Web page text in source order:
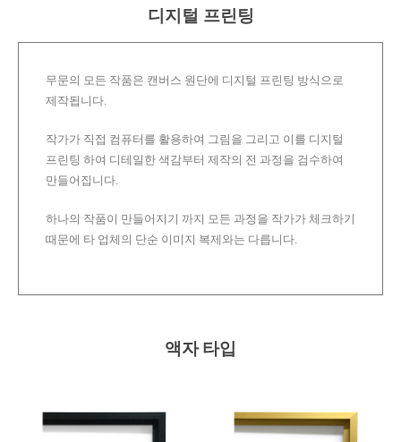
디지털 프린팅
무문의 모든 작품은 캔버스 원단에 디지털 프린팅 방식으로
제작됩니다.
작가가 직접 컴퓨터를 활용하여 그림을 그리고 이를 디지털
프린팅 하여 디테일한 색감부터 제작의 전 과정을 검수하여
만들어집니다.
하나의 작품이 만들어지기 까지 모든 과정을 작가가 체크하기
때문에 타 업체의 단순 이미지 복제와는 다릅니다.
액자 타입